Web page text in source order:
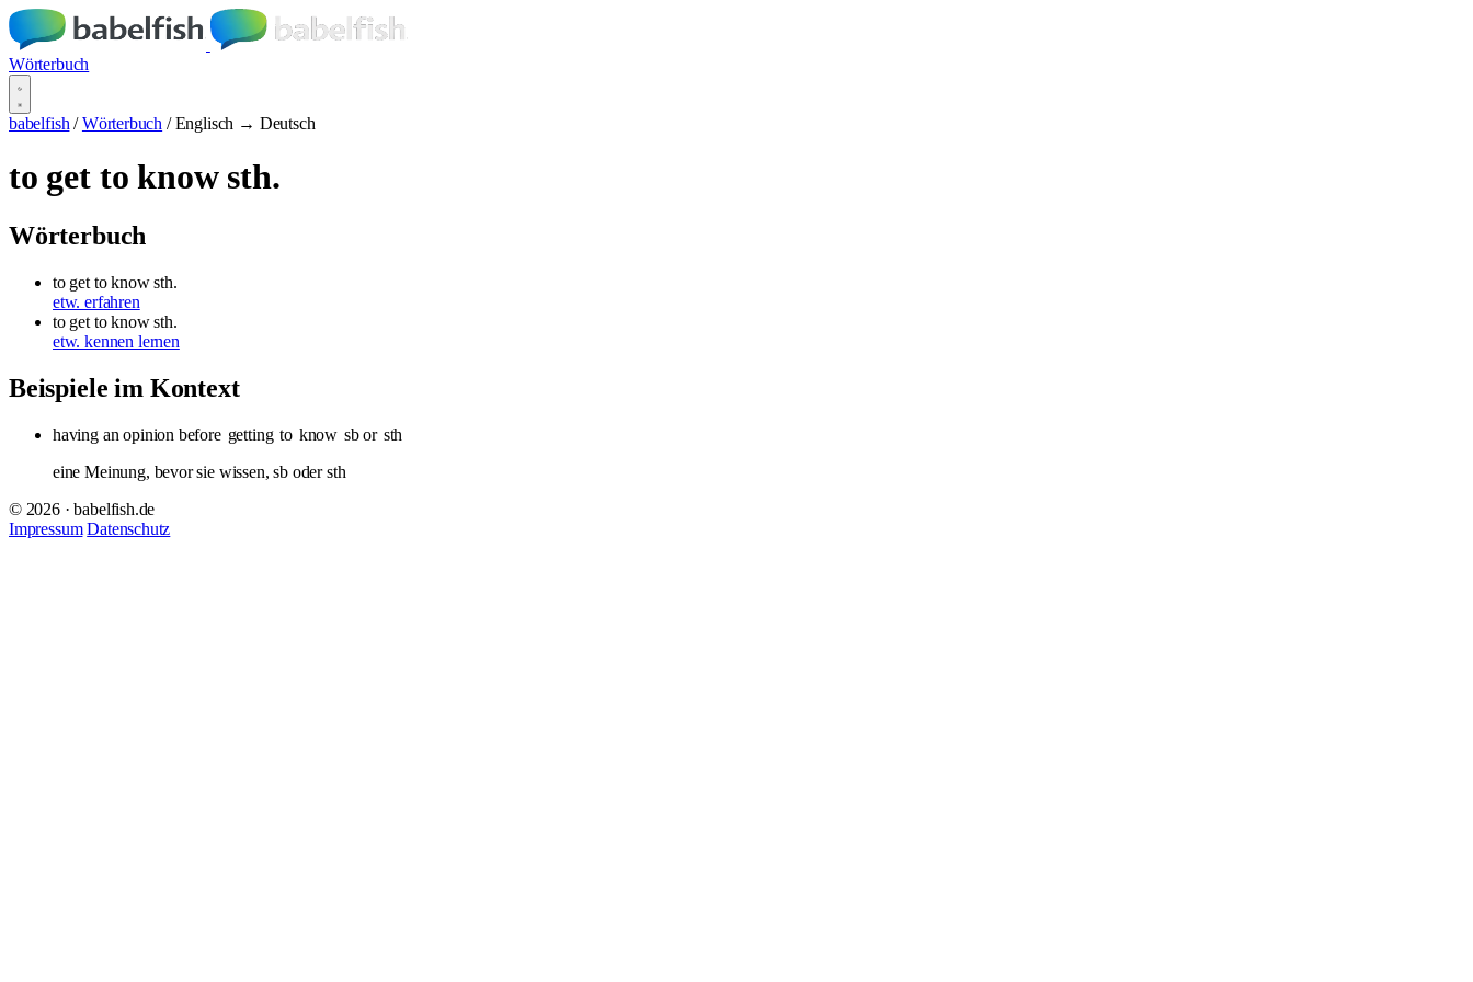
Wörterbuch
babelfish / Wörterbuch / Englisch → Deutsch
to get to know sth.
Wörterbuch
to get to know sth.
etw. erfahren
to get to know sth.
etw. kennen lernen
Beispiele im Kontext
having an opinion before getting to know sb or sth
eine Meinung, bevor sie wissen, sb oder sth
© 2026 · babelfish.de
Impressum Datenschutz